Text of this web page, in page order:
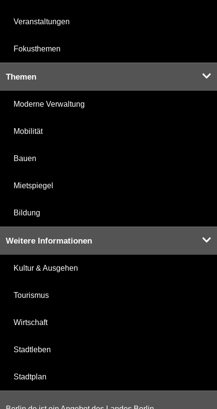
Veranstaltungen
Fokusthemen
Themen
Moderne Verwaltung
Mobilität
Bauen
Mietspiegel
Bildung
Weitere Informationen
Kultur & Ausgehen
Tourismus
Wirtschaft
Stadtleben
Stadtplan